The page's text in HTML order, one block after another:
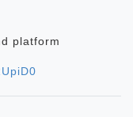
platform